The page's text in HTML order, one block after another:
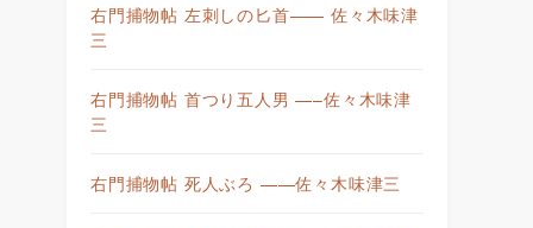
右門捕物帖 左刺しの匕首—— 佐々木味津
三
右門捕物帖 首つり五人男 —–佐々木味津
三
右門捕物帖 死人ぶろ ——佐々木味津三